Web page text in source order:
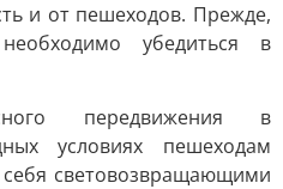
и от пешеходов. Прежде,
убедиться в
передвижения в
условиях пешеходам
световозвращающими